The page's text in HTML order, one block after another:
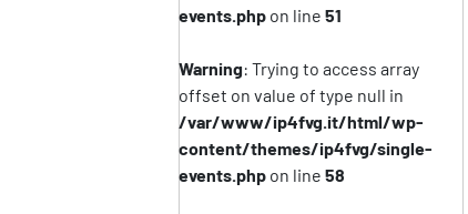
events.php on line51
Warning: Trying to access array
offset on value of type null in
/var/www/ip4fvg.it/html/wp-
content/themes/ip4fvg/single-
events.php on line58